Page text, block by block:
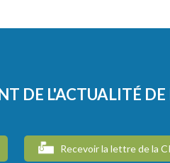
DE L'ACTUALITÉ
Recevoir la lettre de la